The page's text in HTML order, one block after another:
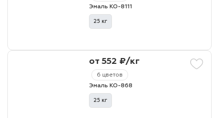
Эмаль КО-8111
25 кг
6 цветов
от 552 ₽/кг
Эмаль КО-868
25 кг